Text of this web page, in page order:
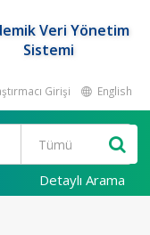
Veri Yönetim
Sistemi
Girişi English
Detaylı Arama